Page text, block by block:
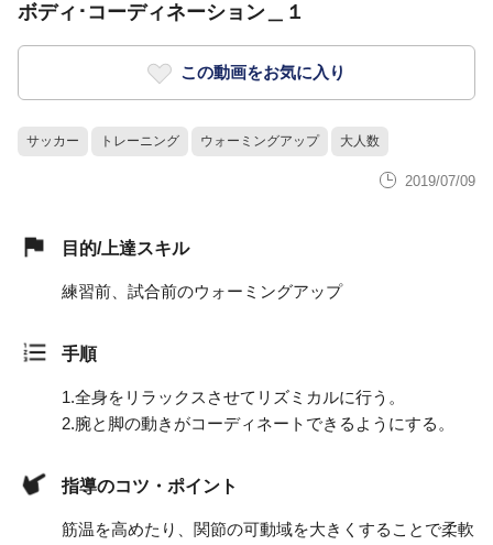
ボディ･コーディネーション＿１
この動画をお気に入り
サッカー トレーニング ウォーミングアップ 大人数
2019/07/09
目的/上達スキル
練習前、試合前のウォーミングアップ
手順
1.全身をリラックスさせてリズミカルに行う。
2.腕と脚の動きがコーディネートできるようにする。
指導のコツ・ポイント
筋温を高めたり、関節の可動域を大きくすることで柔軟